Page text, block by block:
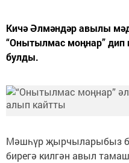
Кичә Әлмәндәр авылы
“Онытылмас моңнар” дип
булды.
Мәшһүр җырчыларыбыз
бирегә килгән авыл